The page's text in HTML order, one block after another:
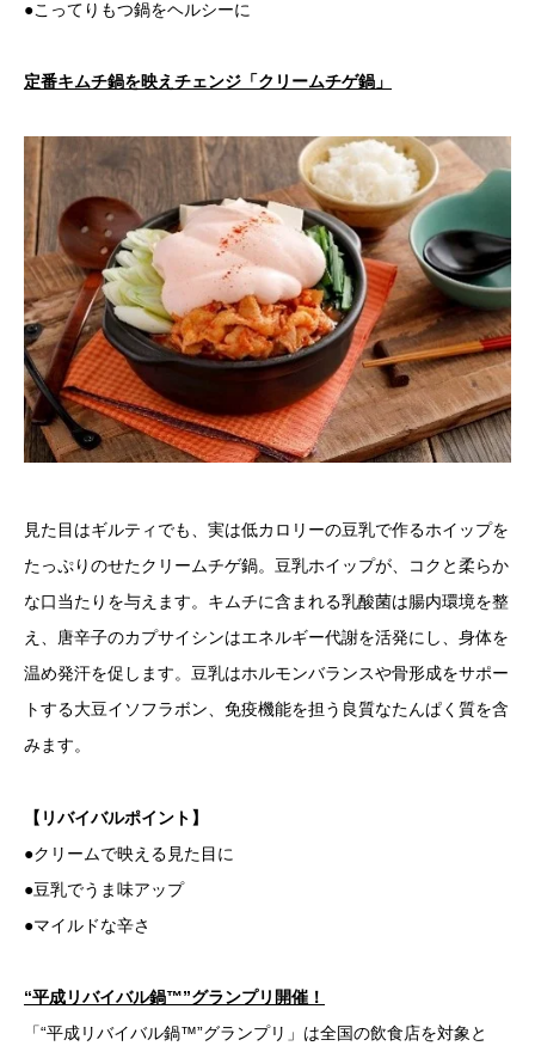
●こってりもつ鍋をヘルシーに
定番キムチ鍋を映えチェンジ「クリームチゲ鍋」
見た目はギルティでも、実は低カロリーの豆乳で作るホイップを
たっぷりのせたクリームチゲ鍋。豆乳ホイップが、コクと柔らか
な口当たりを与えます。キムチに含まれる乳酸菌は腸内環境を整
え、唐辛子のカプサイシンはエネルギー代謝を活発にし、身体を
温め発汗を促します。豆乳はホルモンバランスや骨形成をサポー
トする大豆イソフラボン、免疫機能を担う良質なたんぱく質を含
みます。
【リバイバルポイント】
●クリームで映える見た目に
●豆乳でうま味アップ
●マイルドな辛さ
“平成リバイバル鍋™”グランプリ開催！
「“平成リバイバル鍋™”グランプリ」は全国の飲食店を対象と